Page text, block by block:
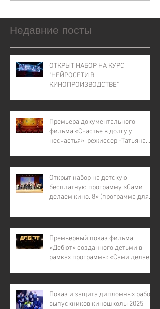
Недавние посты
ОТКРЫТ НАБОР НА КУРС
"НЕЙРОСЕТИ В
КИНОПРОИЗВОДСТВЕ"
Премьера документального
фильма «Счастье в долгу у
несчастья», режиссер -Татьяна
Открыт набор на детскую
бесплатную программу «Сами
делаем кино. 8» (программа для
детей из малообеспеченных и
участников СВО).
Премьерный показ фильма
«Дебют» созданного детьми в
рамках программы: «Сами делаем
Показ и защита дипломных работ
выпускников киношколы 2025